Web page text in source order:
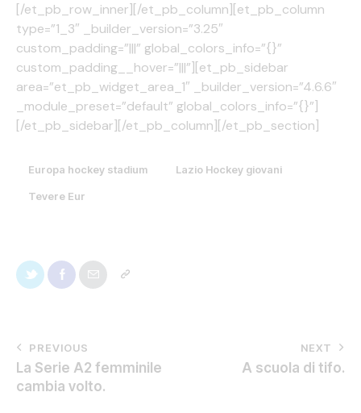
[/et_pb_row_inner][/et_pb_column][et_pb_column
type=”1_3″ _builder_version=”3.25″
custom_padding=”|||” global_colors_info=”{}”
custom_padding__hover=”|||”][et_pb_sidebar
area=”et_pb_widget_area_1″ _builder_version=”4.6.6″
_module_preset=”default” global_colors_info=”{}”]
[/et_pb_sidebar][/et_pb_column][/et_pb_section]
Europa hockey stadium Lazio Hockey giovani
Tevere Eur
PREVIOUS
La Serie A2 femminile
cambia volto.
NEXT
A scuola di tifo.